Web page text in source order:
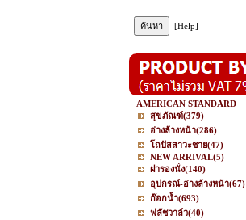
[Help]
AMERICAN STANDARD
สุขภัณฑ์(379)
อ่างล้างหน้า(286)
โถปัสสาวะชาย(47)
NEW ARRIVAL(5)
ฝารองนั่ง(140)
อุปกรณ์-อ่างล้างหน้า(67)
ก๊อกน้ำ(693)
ฟลัชวาล์ว(40)